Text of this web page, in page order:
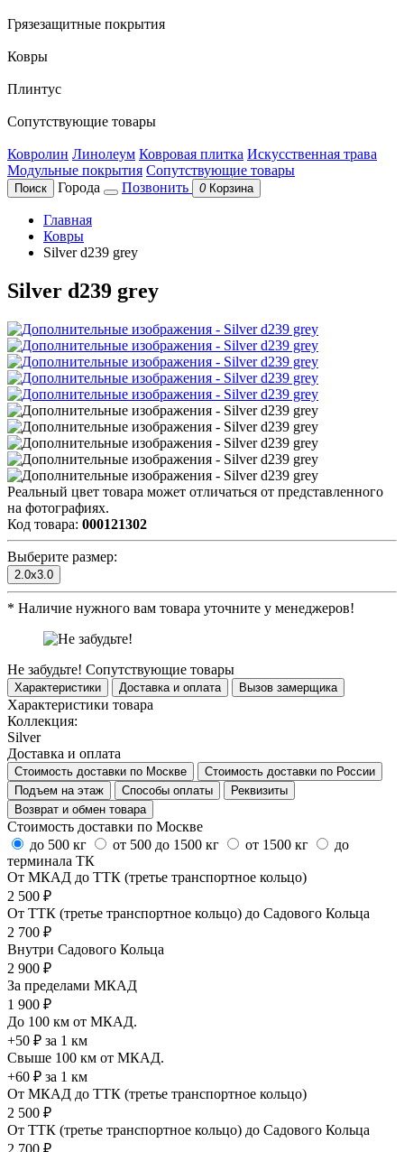
Грязезащитные покрытия
Ковры
Плинтус
Сопутствующие товары
Ковролин Линолеум Ковровая плитка Искусственная трава
Модульные покрытия Сопутствующие товары
Поиск Города Позвонить 0 Корзина
Главная
Ковры
Silver d239 grey
Silver d239 grey
Реальный цвет товара может отличаться от представленного
на фотографиях.
Код товара: 000121302
Выберите размер:
2.0x3.0
* Наличие нужного вам товара уточните у менеджеров!
Не забудьте! Сопутствующие товары
Характеристики Доставка и оплата Вызов замерщика
Характеристики товара
Коллекция:
Silver
Доставка и оплата
Стоимость доставки по Москве
Стоимость доставки по России
Подъем на этаж
Способы оплаты
Реквизиты
Возврат и обмен товара
Стоимость доставки по Москве
до 500 кг
от 500 до 1500 кг от 1500 кг
до
терминала ТК
От МКАД до ТТК (третье транспортное кольцо)
2 500 ₽
От ТТК (третье транспортное кольцо) до Садового Кольца
2 700 ₽
Внутри Садового Кольца
2 900 ₽
За пределами МКАД
1 900 ₽
До 100 км от МКАД.
+50 ₽ за 1 км
Свыше 100 км от МКАД.
+60 ₽ за 1 км
От МКАД до ТТК (третье транспортное кольцо)
2 500 ₽
От ТТК (третье транспортное кольцо) до Садового Кольца
2 700 ₽